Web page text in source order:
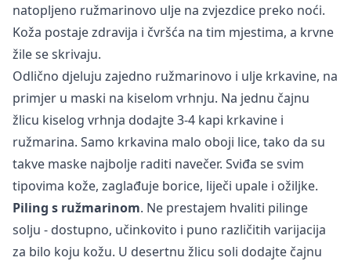
natopljeno ružmarinovo ulje na zvjezdice preko noći.
Koža postaje zdravija i čvršća na tim mjestima, a krvne
žile se skrivaju.
Odlično djeluju zajedno ružmarinovo i ulje krkavine, na
primjer u maski na kiselom vrhnju. Na jednu čajnu
žlicu kiselog vrhnja dodajte 3-4 kapi krkavine i
ružmarina. Samo krkavina malo oboji lice, tako da su
takve maske najbolje raditi navečer. Sviđa se svim
tipovima kože, zaglađuje borice, liječi upale i ožiljke.
Piling s ružmarinom. Ne prestajem hvaliti pilinge
solju - dostupno, učinkovito i puno različitih varijacija
za bilo koju kožu. U desertnu žlicu soli dodajte čajnu